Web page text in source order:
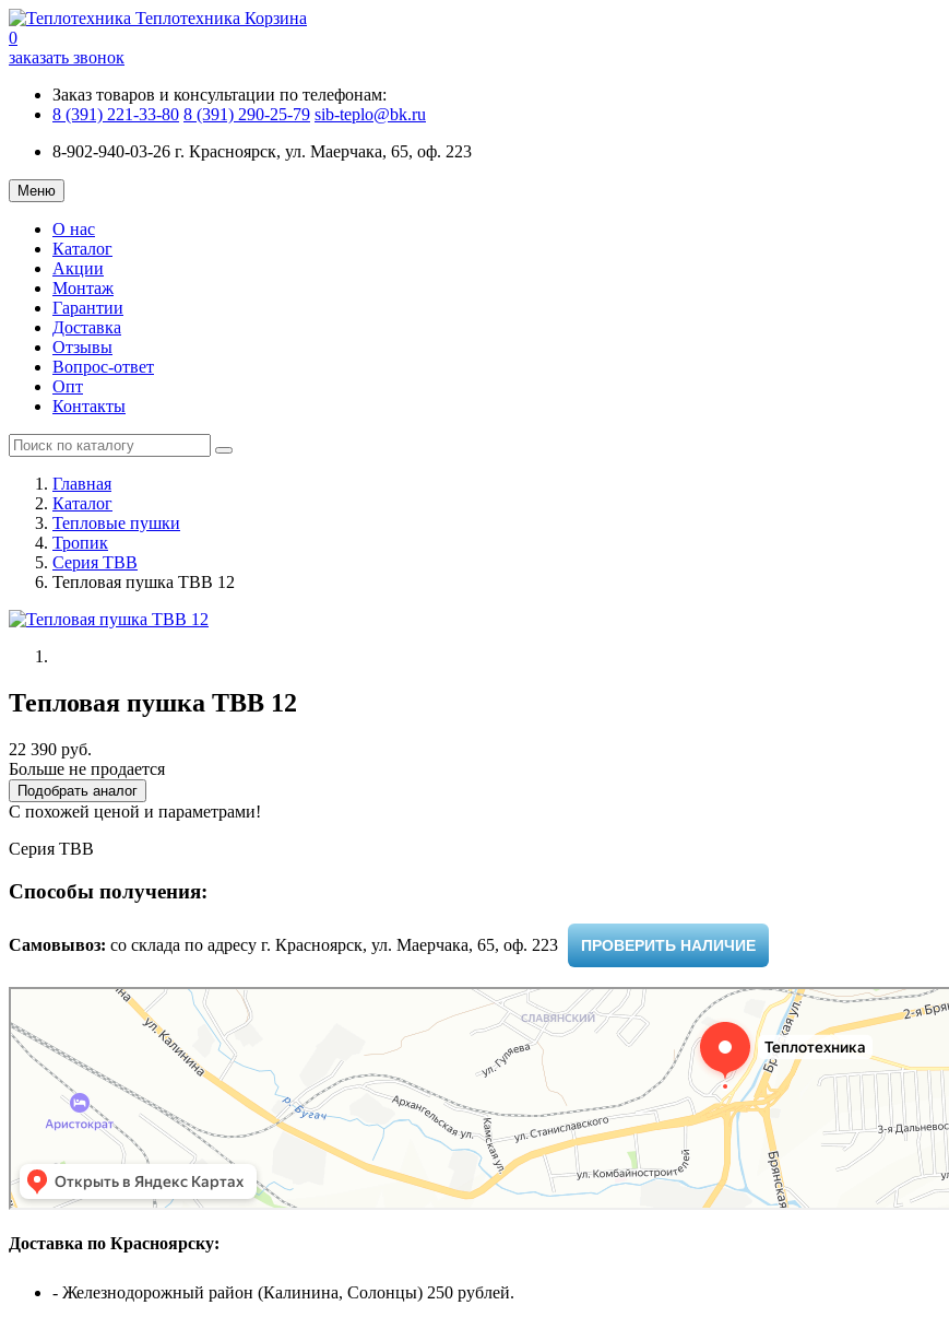
Теплотехника Корзина
0
заказать звонок
Заказ товаров и консультации по телефонам:
8 (391) 221-33-80 8 (391) 290-25-79 sib-teplo@bk.ru
8-902-940-03-26 г. Красноярск, ул. Маерчака, 65, оф. 223
Меню
О нас
Каталог
Акции
Монтаж
Гарантии
Доставка
Отзывы
Вопрос-ответ
Опт
Контакты
Главная
Каталог
Тепловые пушки
Тропик
Серия TBB
Тепловая пушка ТВВ 12
Тепловая пушка ТВВ 12
22 390 руб.
Больше не продается
Подобрать аналог
С похожей ценой и параметрами!
Серия ТВВ
Способы получения:
Самовывоз: cо склада по адресу г. Красноярск, ул. Маерчака, 65, оф. 223 ​ ПРОВЕРИТЬ НАЛИЧИЕ
Доставка по Красноярску:
- Железнодорожный район (Калинина, Солонцы) 250 рублей.